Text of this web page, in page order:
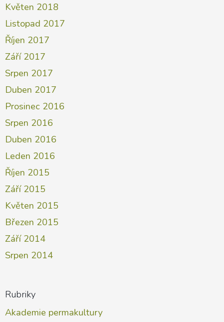
Květen 2018
Listopad 2017
Říjen 2017
Září 2017
Srpen 2017
Duben 2017
Prosinec 2016
Srpen 2016
Duben 2016
Leden 2016
Říjen 2015
Září 2015
Květen 2015
Březen 2015
Září 2014
Srpen 2014
Rubriky
Akademie permakultury